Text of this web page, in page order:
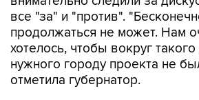
все "за" и "против".
продолжаться не может. Нам
хотелось, чтобы вокруг
нужного городу проекта не
отметила губернатор.